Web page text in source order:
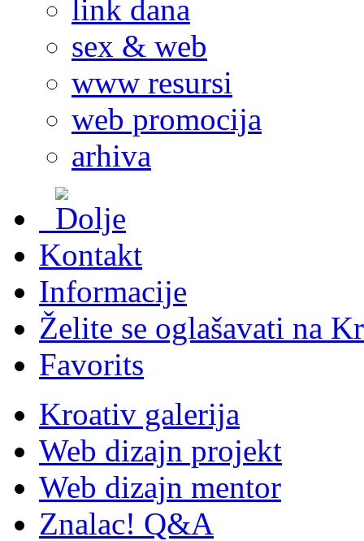
link dana
sex & web
www resursi
web promocija
arhiva
Kontakt
Informacije
Želite se oglašavati na
Favorits
Kroativ galerija
Web dizajn projekt
Web dizajn mentor
Znalac! Q&A